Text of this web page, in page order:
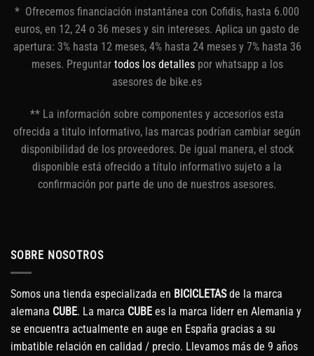
* Ofrecemos financiación instantánea con Cofidis, hasta 6.000
euros, en 12, 24 o 36 meses y sin intereses. Aplica un gasto de
apertura: 3% hasta 12 meses, 4% hasta 24 meses y 7% hasta 36
meses. Preguntar todos los detallespor whatsapp a los
asesores de bike.es
** La información sobre componentes y accesorios esta
ofrecida a titulo informativo, las marcas podrían cambiar según
disponibilidad de los proveedores. De igual manera, el stock
disponible está ofrecido a título informativo sujeto a la
confirmación por parte de uno de nuestros asesores.
SOBRE NOSOTROS
Somos una tienda especializada en BICICLETASde la marca
alemana CUBE. La marca CUBE es la marca líderr en Alemania y
se encuentra actualmente en auge en España gracias a su
imbatible relación en calidad / precio. Llevamos más de 9 años